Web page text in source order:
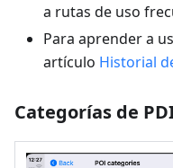
a rutas de uso
Para aprender a
artículo Historial
Categorías de